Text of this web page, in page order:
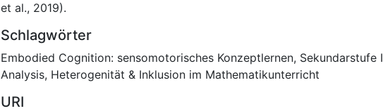
et al., 2019).
Schlagwörter
Embodied Cognition: sensomotorisches Konzeptlernen, Sekundarstufe I
Analysis, Heterogenität & Inklusion im Mathematikunterricht
URI